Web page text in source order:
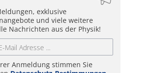
exklusive
und viele weitere
Nachrichten aus der Physik!
Anmeldung stimmen Sie